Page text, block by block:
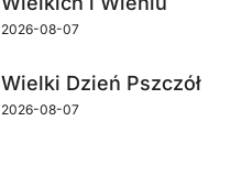
2026-08-07
Wielki Dzień Pszczół
2026-08-07